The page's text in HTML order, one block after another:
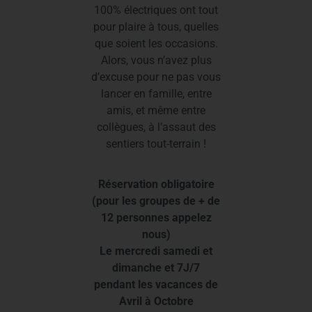
100% électriques ont tout
pour plaire à tous, quelles
que soient les occasions.
Alors, vous n’avez plus
d’excuse pour ne pas vous
lancer en famille, entre
amis, et même entre
collègues, à l’assaut des
sentiers tout-terrain !
Réservation obligatoire
(pour les groupes de + de
12 personnes appelez
nous)
Le mercredi samedi et
dimanche et 7J/7
pendant les vacances de
Avril à Octobre